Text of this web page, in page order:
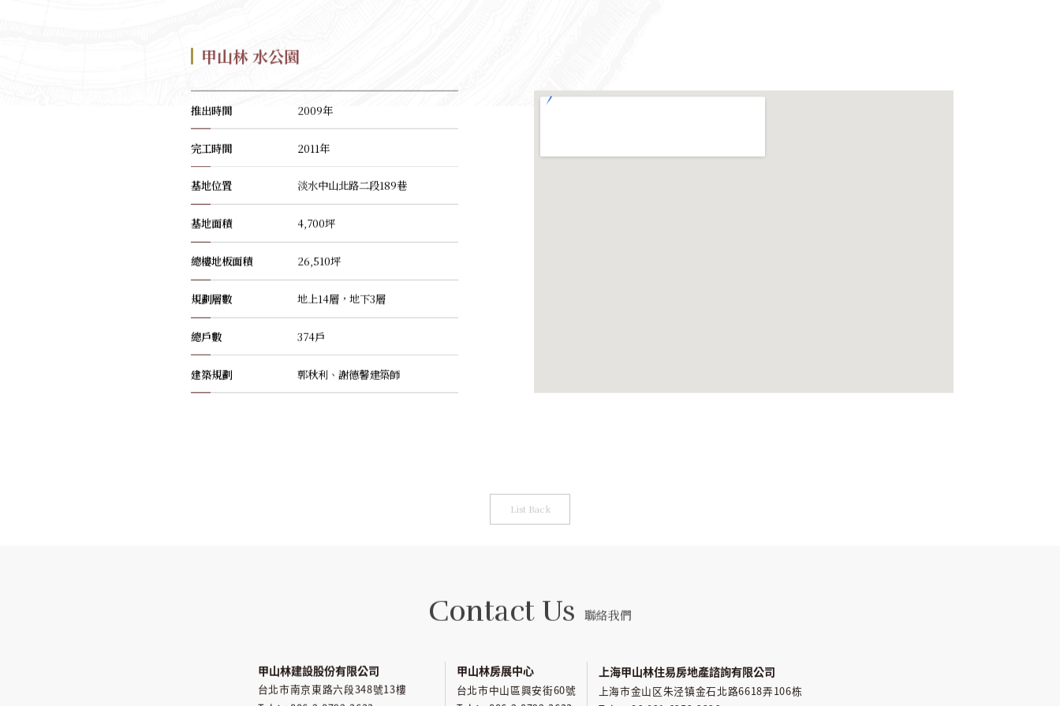
甲山林 水公園
推出時間 2009年
完工時間 2011年
基地位置 淡水中山北路二段189巷
基地面積 4,700坪
總樓地板面積 26,510坪
規劃層數 地上14層，地下3層
總戶數 374戶
建築規劃 郭秋利、謝德馨建築師
List Back
Contact Us 聯絡我們
甲山林建設股份有限公司
台北市南京東路六段348號13樓
甲山林房展中心
台北市中山區興安街60號
上海甲山林住易房地產諮詢有限公司
上海市金山区朱泾镇金石北路6618弄106栋